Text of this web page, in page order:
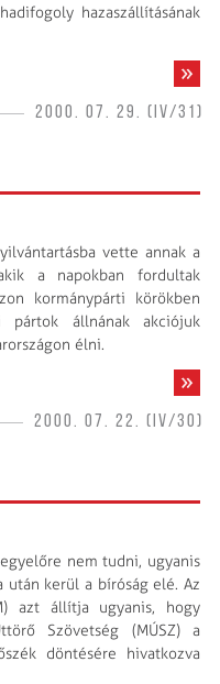
hazaszállításának
2000. 07. 29. (IV/31)
vette annak a
a napokban fordultak
kormánypárti körökben
állnának akciójuk
élni.
2000. 07. 22. (IV/30)
nem tudni, ugyanis
után kerül a bíróság elé. Az
azt állítja ugyanis, hogy
Szövetség (MÚSZ) a
döntésére hivatkozva